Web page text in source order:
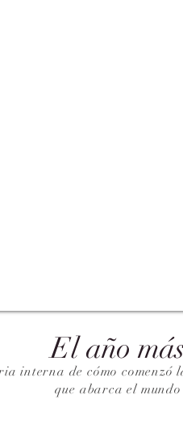
El año
interna de cómo comenzó
que abarca el